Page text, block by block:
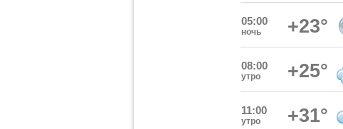
05:00
ночь +23°
08:00
утро +25°
11:00
утро +31°